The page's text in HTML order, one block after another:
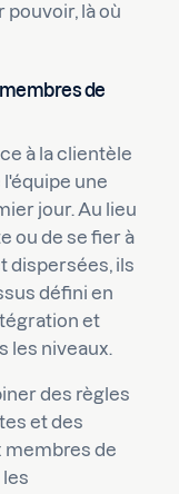
pouvoir, là où
de
à la clientèle
une
jour. Au lieu
ou de se fier à
dispersées, ils
défini en
et
les niveaux.
des règles
et des
membres de